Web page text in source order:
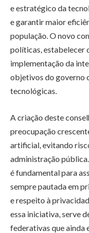
e estratégico da
e garantir maior
população. O novo
políticas, estabelecer
implementação da
objetivos do governo
tecnológicas.
A criação deste
preocupação
artificial, evitando
administração
é fundamental para
sempre pautada em
e respeito à
essa iniciativa, serve
federativas que ainda